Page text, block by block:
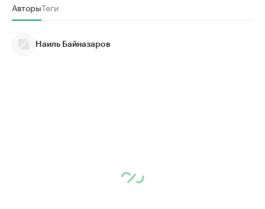
АвторыТеги
Наиль Байназаров